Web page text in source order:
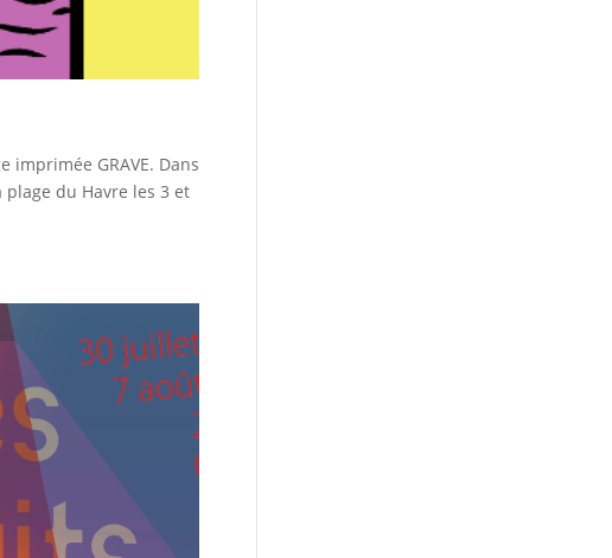
imprimée GRAVE. Dans
plage du Havre les 3 et